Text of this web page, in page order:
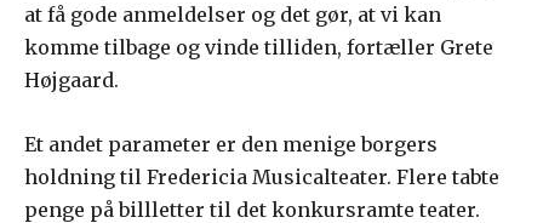
at få gode anmeldelser og det gør, at vi kan
komme tilbage og vinde tilliden, fortæller Grete
Højgaard.
Et andet parameter er den menige borgers
holdning til Fredericia Musicalteater. Flere tabte
penge på billletter til det konkursramte teater.